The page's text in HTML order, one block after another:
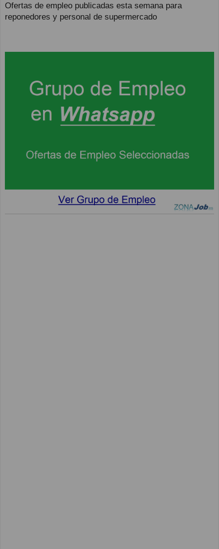
Ofertas de empleo publicadas esta semana para
reponedores y personal de supermercado